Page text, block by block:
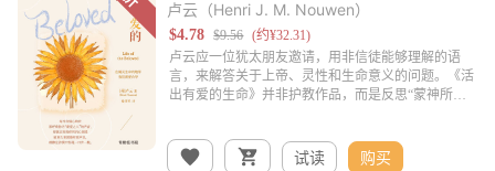
卢云（Henri J. M. Nouwen）
试读 购买